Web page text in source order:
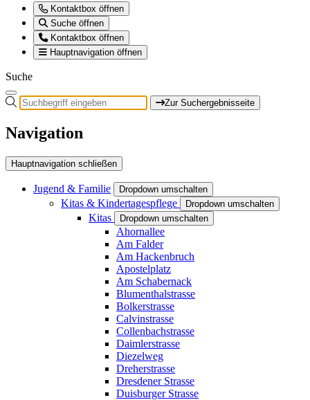
Kontaktbox öffnen
Suche öffnen
Kontaktbox öffnen
Hauptnavigation öffnen
Suche
Zur Suchergebnisseite
Navigation
Hauptnavigation schließen
Jugend & Familie Dropdown umschalten
Kitas & Kindertagespflege Dropdown umschalten
Kitas Dropdown umschalten
Ahornallee
Am Falder
Am Hackenbruch
Apostelplatz
Am Schabernack
Blumenthalstrasse
Bolkerstrasse
Calvinstrasse
Collenbachstrasse
Daimlerstrasse
Diezelweg
Dreherstrasse
Dresdener Strasse
Duisburger Strasse